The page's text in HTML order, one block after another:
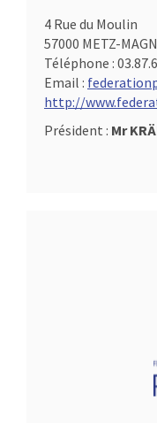
4 Rue du Moulin
57000 METZ-
Téléphone :
Email :
http://
Président : Mr